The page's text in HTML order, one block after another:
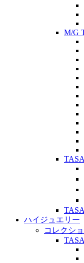
M/G
ハイジュエリー
コレクシ